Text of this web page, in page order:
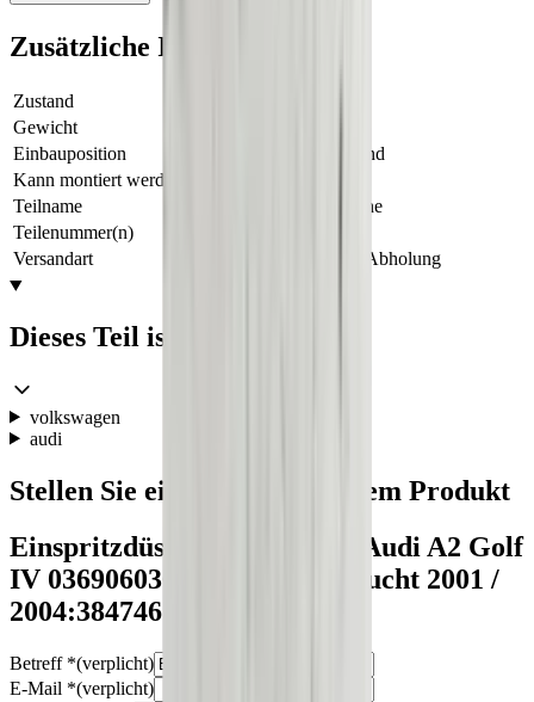
Zusätzliche Informationen
Zustand
Gewicht
Einbauposition
Nicht zutreffend
Kann montiert werden
Teilname
Injector benzine
Teilenummer(n)
Versandart
Versand oder Abholung
Dieses Teil ist geeignet für
volkswagen
audi
Stellen Sie eine Frage zu diesem Produkt
Einspritzdüse 1.6 FSI defekt Audi A2 Golf
IV 036906036 Original gebraucht 2001 /
2004:3847465
Betreff *(verplicht)
E-Mail *(verplicht)